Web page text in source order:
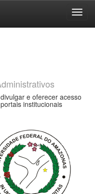
e oferecer acesso
institucionais